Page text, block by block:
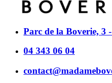
Parc de la Boverie, 3
04 343 06 04